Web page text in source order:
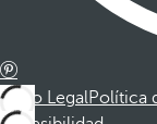
Aviso LegalPolítica